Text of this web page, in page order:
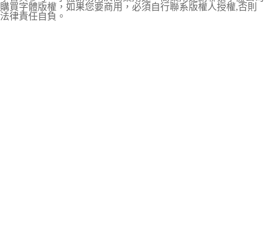
購買字體版權，如果您要商用，必須自行聯系版權人授權,否則
法律責任自負。